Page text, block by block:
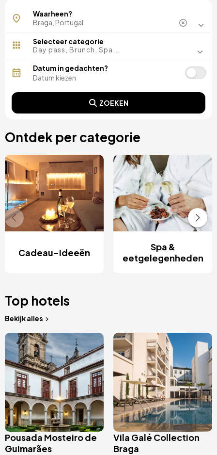
BragaWaarheen?
Selecteer categorie
Day pass, Brunch, Spa...
Datum in gedachten?
ZOEKEN
Ontdek per categorie
Cadeau-ideeën
Spa &
eetgelegenheden
Top hotels
Bekijk alles
Afbeelding
Pousada Mosteiro de
Guimarães
Afbeelding
Vila Galé Collection
Braga